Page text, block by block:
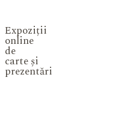
Expoziții
online
de
carte și
prezentări